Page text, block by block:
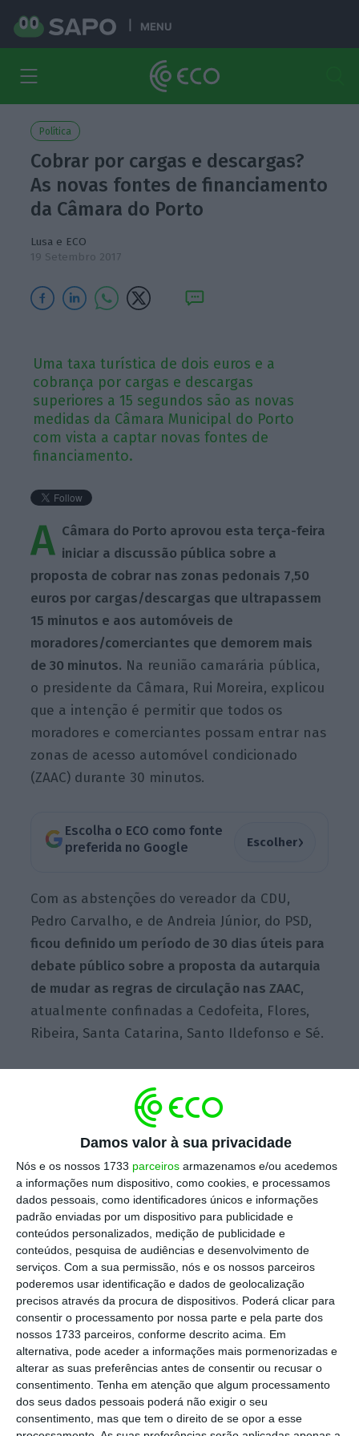
Damos valor à sua privacidade
Nós e os nossos 1733 parceiros armazenamos e/ou acedemos
a informações num dispositivo, como cookies, e processamos
dados pessoais, como identificadores únicos e informações
padrão enviadas por um dispositivo para publicidade e
conteúdos personalizados, medição de publicidade e
conteúdos, pesquisa de audiências e desenvolvimento de
serviços. Com a sua permissão, nós e os nossos parceiros
poderemos usar identificação e dados de geolocalização
precisos através da procura de dispositivos. Poderá clicar para
consentir o processamento por nossa parte e pela parte dos
nossos 1733 parceiros, conforme descrito acima. Em
alternativa, pode aceder a informações mais pormenorizadas e
alterar as suas preferências antes de consentir ou recusar o
consentimento. Tenha em atenção que algum processamento
dos seus dados pessoais poderá não exigir o seu
consentimento, mas que tem o direito de se opor a esse
MENU
Política
Cobrar por cargas e descargas?
As novas fontes de financiamento
da Câmara do Porto
Lusa e ECO
19 Setembro 2017
Uma taxa turística de dois euros e a
cobrança por cargas e descargas
superiores a 15 segundos são as novas
medidas da Câmara Municipal do Porto
com vista a captar novas fontes de
financiamento.
A Câmara do Porto aprovou esta terça-feira
iniciar a discussão pública sobre a
proposta de cobrar nas zonas pedonais 7,50
euros por cargas/descargas que ultrapassem
15 minutos e aos automóveis de
moradores/comerciantes que demorem mais
de 30 minutos. Na reunião camarária pública,
o presidente da Câmara, Rui Moreira, explicou
que a intenção é permitir que todos os
moradores e comerciantes possam entrar nas
zonas de acesso automóvel condicionado
(ZAAC) durante 30 minutos.
Escolha o ECO como fonte
preferida no Google
Escolher›
Com as abstenções do vereador da CDU,
Pedro Carvalho, e de Andreia Júnior, do PSD,
ficou definido um período de 30 dias úteis para
debate público sobre a proposta da autarquia
de mudar as regras de circulação nas ZAAC,
atualmente confinadas a Cedofeita, Flores,
Ribeira, Santa Catarina, Santo Ildefonso e Sé.
Empreendedores do Porto recebem investidores
Ler Mais
“Não há pagamentos à entrada e o que
pretendemos é que não haja pagamento à
saída. O ideal, neste caso, é que a receita
para a Câmara seja zero. O que pretendemos
é que os veículos, sobretudo os pesados,
abandonem estas zonas no mais curto
espaço de tempo, até por uma questão de
segurança”, descreveu Rui Moreira.
De acordo com o presidente da Câmara,
nestas ruas pedonais, atualmente a maioria